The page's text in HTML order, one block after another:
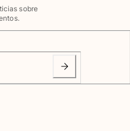
Traje de baño
Bebé
Clásico stretch
Clásico ultra ligero
Trajes de baño Bordados
sobre